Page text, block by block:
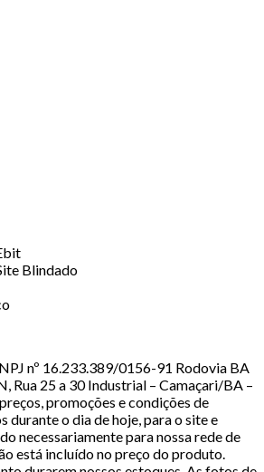
nº 16.233.389/0156-91 Rodovia BA
Rua 25 a 30 Industrial – Camaçari/BA –
promoções e condições de
durante o dia de hoje, para o site e
necessariamente para nossa rede de
está incluído no preço do produto.